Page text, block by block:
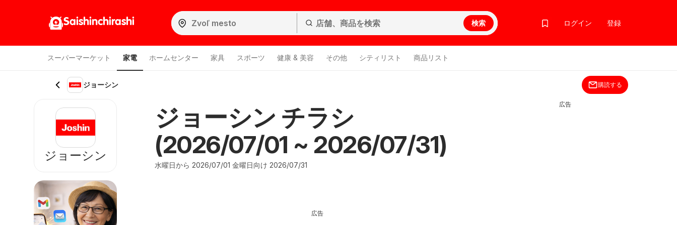
Saishinchirashi 検索 ログイン 登録
スーパーマーケット 家電 ホームセンター 家具 スポーツ 健康 & 美容 その他 シティリスト 商品リスト
ジョーシン 購読する
ジョーシン チラシ
(2026/07/01 ~ 2026/07/31)
水曜日から 2026/07/01 金曜日向け 2026/07/31
広告
ジョーシン
広告